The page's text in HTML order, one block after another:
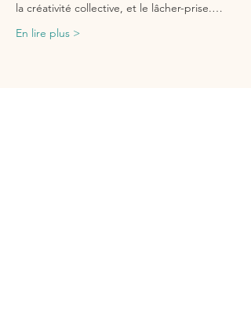
la créativité collective, et le lâcher-prise.…
En lire plus >